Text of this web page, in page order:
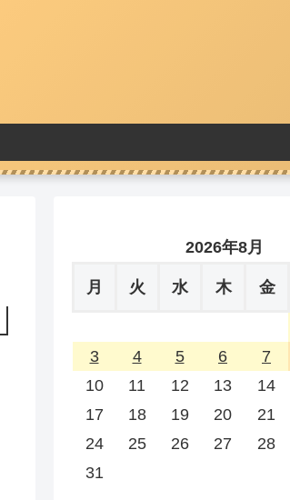
2026年8月
月 火 水 木 金
3
4 5 6 7
10
11 12 13 14
17
18 19 20 21
24
25 26 27 28
31